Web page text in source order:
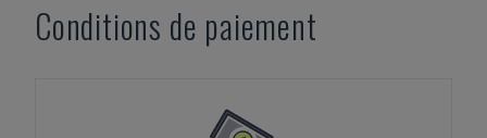
Conditions de paiement